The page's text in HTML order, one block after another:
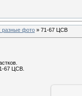
разные фото » 71-67 ЦСВ
67 ЦСВ.